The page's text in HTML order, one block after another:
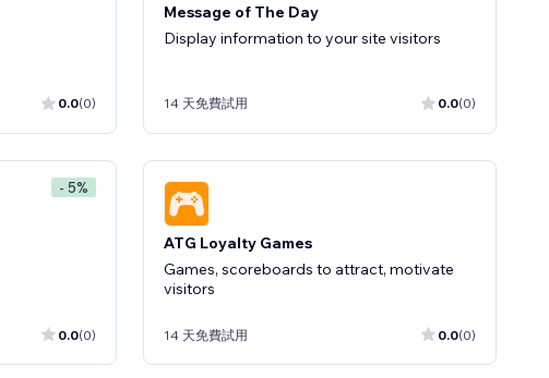
0.0(0)
Message of The Day
Display information to your site visitors
14 天免費試用 0.0(0)
- 5%
0.0(0)
ATG Loyalty Games
Games, scoreboards to attract, motivate
visitors
14 天免費試用 0.0(0)